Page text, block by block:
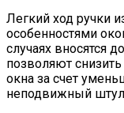
Легкий ход ручки
особенностями
случаях вносятся
позволяют
окна за счет
неподвижный